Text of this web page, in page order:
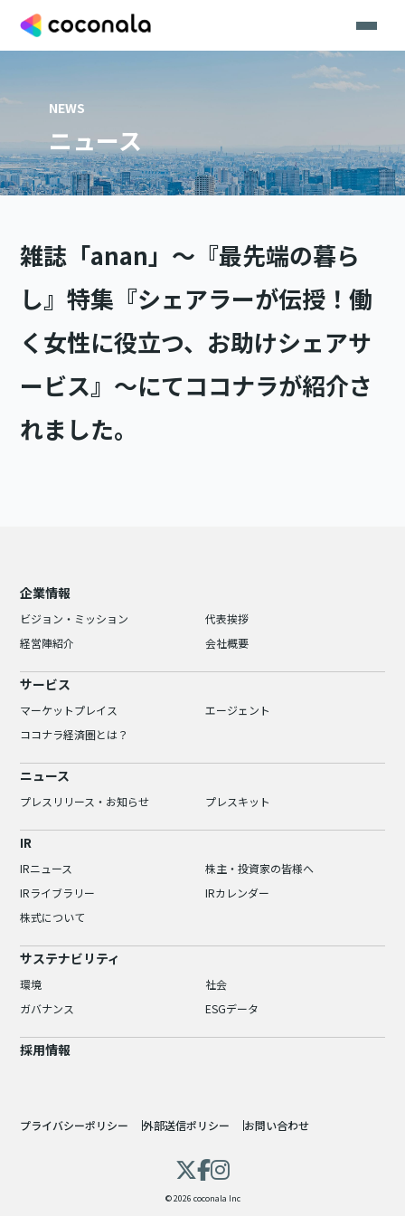
NEWS
ニュース
雑誌「anan」〜『最先端の暮ら
し』特集『シェアラーが伝授！働
く女性に役立つ、お助けシェアサ
ービス』〜にてココナラが紹介さ
れました。
企業情報
ビジョン・ミッション
代表挨拶
経営陣紹介
会社概要
サービス
マーケットプレイス
エージェント
ココナラ経済圏とは？
ニュース
プレスリリース・お知らせ プレスキット
IR
IRニュース
株主・投資家の皆様へ
IRライブラリー
IRカレンダー
株式について
サステナビリティ
環境
社会
ガバナンス
ESGデータ
採用情報
プライバシーポリシー 外部送信ポリシー お問い合わせ
© 2026 coconala Inc